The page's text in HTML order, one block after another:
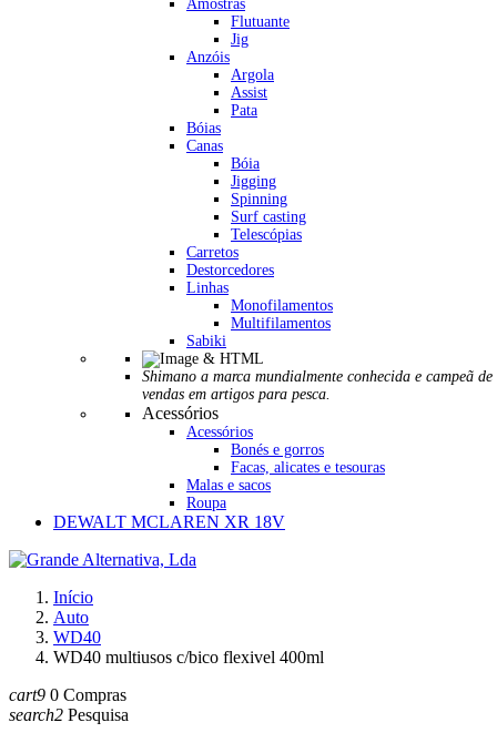
Amostras
Flutuante
Jig
Anzóis
Argola
Assist
Pata
Bóias
Canas
Bóia
Jigging
Spinning
Surf casting
Telescópias
Carretos
Destorcedores
Linhas
Monofilamentos
Multifilamentos
Sabiki
Shimano a marca mundialmente conhecida e campeã de
vendas em artigos para pesca.
Acessórios
Acessórios
Bonés e gorros
Facas, alicates e tesouras
Malas e sacos
Roupa
DEWALT MCLAREN XR 18V
Início
Auto
WD40
WD40 multiusos c/bico flexivel 400ml
cart9 0 Compras
search2 Pesquisa